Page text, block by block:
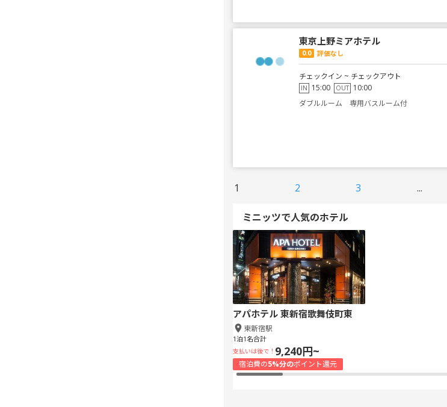
東京上野ミアホテル
0.0 評価なし
チェックイン ~ チェックアウト
IN 15:00 OUT 10:00
ダブルルーム 専用バスルーム付
1 2 3 ...
ミニッツで人気のホテル
アパホテル 東新宿歌舞伎町東
東新宿駅
1泊1名合計
支払いは後で！ 9,240円~
宿泊費の5%分のポイント還元